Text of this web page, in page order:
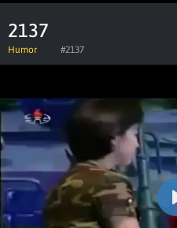
2137
Humor #2137